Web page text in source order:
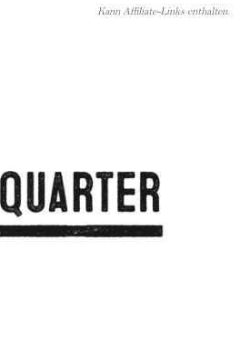
Kann Affiliate-Links enthalten.